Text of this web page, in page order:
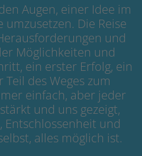
Augen, einer Idee im
Die Reise
und
Möglichkeiten und
ein erster Erfolg, ein
des Weges zum
einfach, aber jeder
und uns gezeigt,
und
alles möglich ist.